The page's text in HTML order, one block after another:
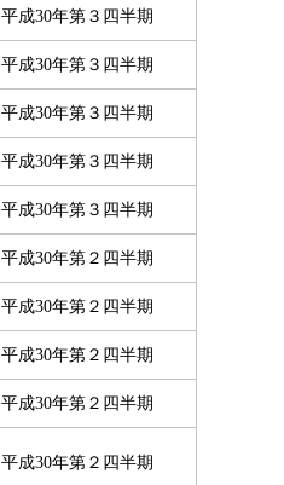
平成30年第３四半期
平成30年第３四半期
平成30年第３四半期
平成30年第３四半期
平成30年第３四半期
平成30年第２四半期
平成30年第２四半期
平成30年第２四半期
平成30年第２四半期
平成30年第２四半期